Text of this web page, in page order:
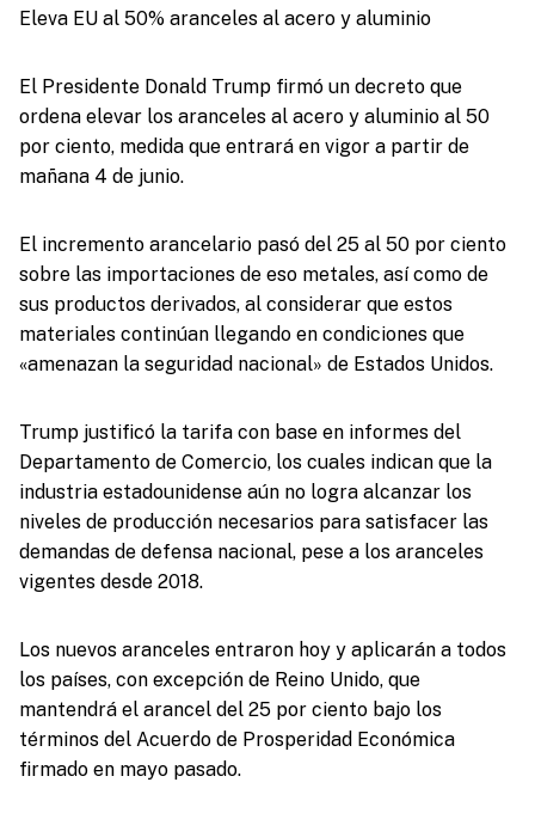
Eleva EU al 50% aranceles al acero y aluminio
El Presidente Donald Trump firmó un decreto que
ordena elevar los aranceles al acero y aluminio al 50
por ciento, medida que entrará en vigor a partir de
mañana 4 de junio.
El incremento arancelario pasó del 25 al 50 por ciento
sobre las importaciones de eso metales, así como de
sus productos derivados, al considerar que estos
materiales continúan llegando en condiciones que
«amenazan la seguridad nacional» de Estados Unidos.
Trump justificó la tarifa con base en informes del
Departamento de Comercio, los cuales indican que la
industria estadounidense aún no logra alcanzar los
niveles de producción necesarios para satisfacer las
demandas de defensa nacional, pese a los aranceles
vigentes desde 2018.
Los nuevos aranceles entraron hoy y aplicarán a todos
los países, con excepción de Reino Unido, que
mantendrá el arancel del 25 por ciento bajo los
términos del Acuerdo de Prosperidad Económica
firmado en mayo pasado.